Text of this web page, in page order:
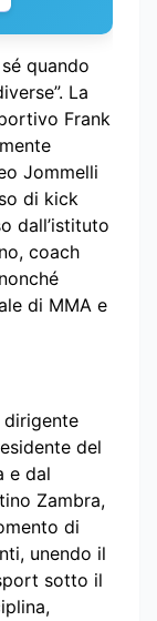
quando
La
Frank
Jommelli
di kick
dall’istituto
coach
di MMA e
dirigente
del
e dal
Zambra,
di
unendo il
sotto il